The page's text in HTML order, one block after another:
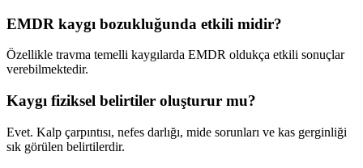
EMDR kaygı bozukluğunda etkili midir?
Özellikle travma temelli kaygılarda EMDR oldukça etkili sonuçlar
verebilmektedir.
Kaygı fiziksel belirtiler oluşturur mu?
Evet. Kalp çarpıntısı, nefes darlığı, mide sorunları ve kas gerginliği
sık görülen belirtilerdir.